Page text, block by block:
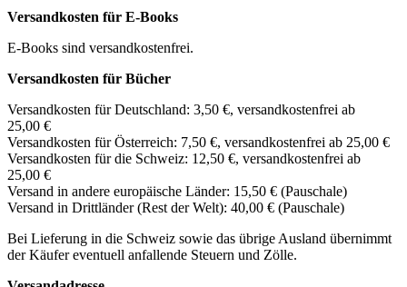
Versandkosten für E-Books
E-Books sind versandkostenfrei.
Versandkosten für Bücher
Versandkosten für Deutschland: 3,50 €, versandkostenfrei ab
25,00 €
Versandkosten für Österreich: 7,50 €, versandkostenfrei ab 25,00 €
Versandkosten für die Schweiz: 12,50 €, versandkostenfrei ab
25,00 €
Versand in andere europäische Länder: 15,50 € (Pauschale)
Versand in Drittländer (Rest der Welt): 40,00 € (Pauschale)
Bei Lieferung in die Schweiz sowie das übrige Ausland übernimmt
der Käufer eventuell anfallende Steuern und Zölle.